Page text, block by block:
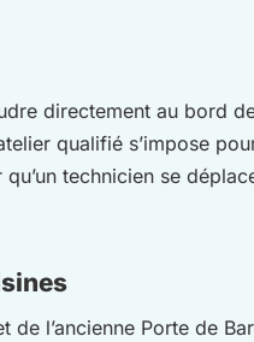
directement au bord
qualifié s’impose
qu’un technicien se
l’ancienne Porte de